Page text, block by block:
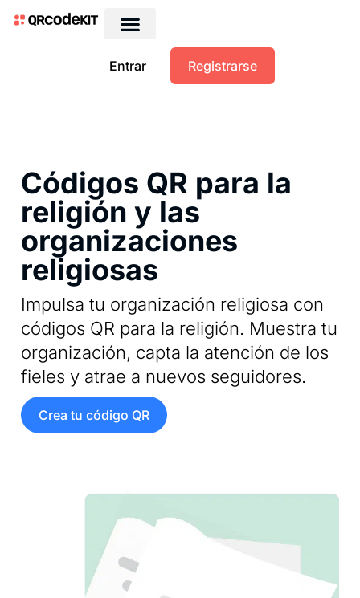
Entrar Registrarse
Códigos QR para la
religión y las
organizaciones
religiosas
Impulsa tu organización religiosa con
códigos QR para la religión. Muestra tu
organización, capta la atención de los
fieles y atrae a nuevos seguidores.
Crea tu código QR